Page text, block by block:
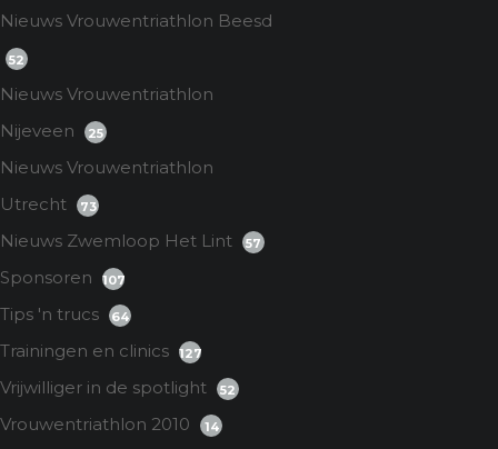
Nieuws Vrouwentriathlon Beesd
52
Nieuws Vrouwentriathlon
Nijeveen
25
Nieuws Vrouwentriathlon
Utrecht
73
Nieuws Zwemloop Het Lint 57
Sponsoren 107
Tips 'n trucs 64
Trainingen en clinics 127
Vrijwilliger in de spotlight 52
Vrouwentriathlon 2010 14